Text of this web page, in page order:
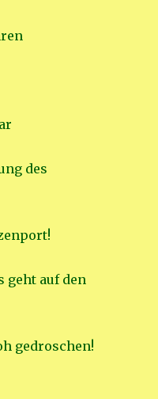
des
geht auf den
gedroschen!